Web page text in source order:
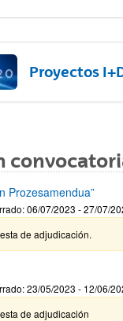
Proyectos
Prozesamendua”
06/07/2023 - 27/07/
de adjudicación.
23/05/2023 - 12/06/
de adjudicación